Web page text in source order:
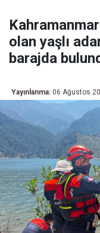
olan yaşlı
barajda
Yayınlanma: 06 Ağustos